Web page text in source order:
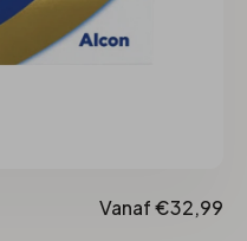
Vanaf €32,99